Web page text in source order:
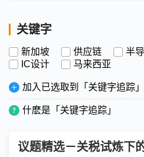
关键字
新加坡 供应链 半
IC设计
马来西亚
加入已选取到「关键字追踪」
什麽是「关键字追踪」
议题精选－关税试炼下